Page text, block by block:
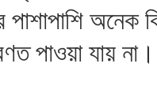
পাশাপাশি অনেক
পাওয়া যায় না।